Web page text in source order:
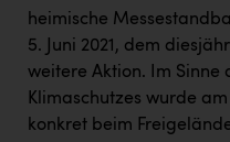
heimische
5. Juni 2021, dem
weitere Aktion. Im Sinne
Klimaschutzes wurde
konkret beim